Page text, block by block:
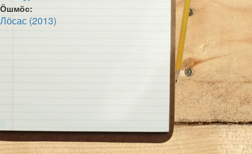
Ӧшмӧс:
Лӧсас (2013)